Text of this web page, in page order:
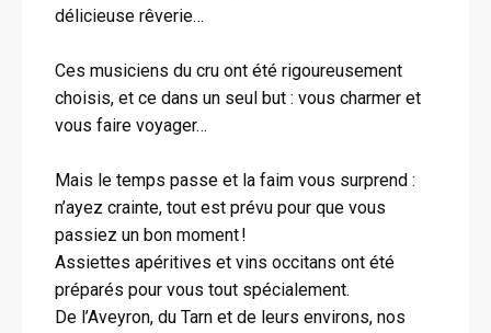
délicieuse rêverie…
Ces musiciens du cru ont été rigoureusement
choisis, et ce dans un seul but : vous charmer et
vous faire voyager…
Mais le temps passe et la faim vous surprend :
n’ayez crainte, tout est prévu pour que vous
passiez un bon moment !
Assiettes apéritives et vins occitans ont été
préparés pour vous tout spécialement.
De l’Aveyron, du Tarn et de leurs environs, nos